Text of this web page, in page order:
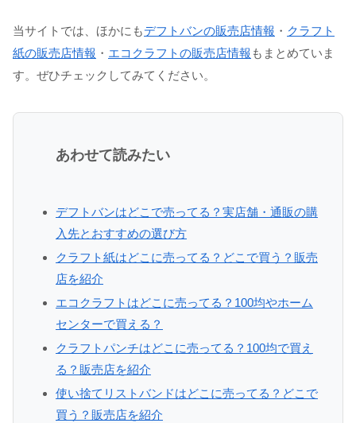
当サイトでは、ほかにもデフトバンの販売店情報 ・ クラフト
紙の販売店情報 ・ エコクラフトの販売店情報 もまとめていま
す。ぜひチェックしてみてください。
あわせて読みたい
デフトバンはどこで売ってる？実店舗・通販の購
入先とおすすめの選び方
クラフト紙はどこに売ってる？どこで買う？販売
店を紹介
エコクラフトはどこに売ってる？100均やホーム
センターで買える？
クラフトパンチはどこに売ってる？100均で買え
る？販売店を紹介
使い捨てリストバンドはどこに売ってる？どこで
買う？販売店を紹介